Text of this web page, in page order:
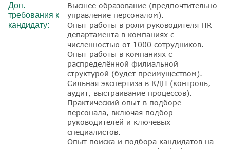
Доп.
требования к
кандидату:
Высшее образование (предпочтительно
управление персоналом).
Опыт работы в роли руководителя HR
департамента в компаниях с
численностью от 1000 сотрудников.
Опыт работы в компаниях с
распределённой филиальной
структурой (будет преимуществом).
Сильная экспертиза в КДП (контроль,
аудит, выстраивание процессов).
Практический опыт в подборе
персонала, включая подбор
руководителей и ключевых
специалистов.
Опыт поиска и подбора кандидатов на